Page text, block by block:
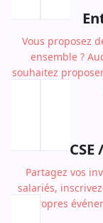
Vous proposez
ensemble ?
souhaitez
Partagez vos
salariés,
vos propres